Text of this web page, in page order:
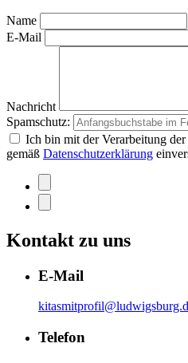
Name
E-Mail
Nachricht
Spamschutz:
Ich bin mit der Verarbeitung
gemäß Datenschutzerklärung
Kontakt zu uns
E-Mail
Telefon